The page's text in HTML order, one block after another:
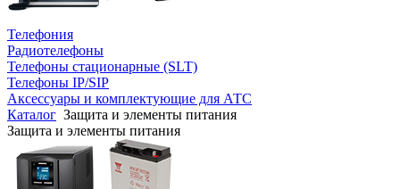
Телефония
Радиотелефоны
Телефоны стационарные (SLT)
Телефоны IP/SIP
Аксессуары и комплектующие для АТС
Каталог Защита и элементы питания
Защита и элементы питания